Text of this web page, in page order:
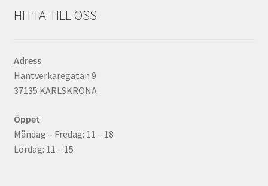
HITTA TILL OSS
Adress
Hantverkaregatan 9
37135 KARLSKRONA
Öppet
Måndag – Fredag: 11 – 18
Lördag: 11 – 15